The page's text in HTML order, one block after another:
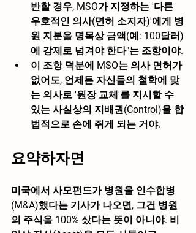
반할 경우, MSO가 지정하는 '다른
우호적인 의사(면허 소지자)'에게 병
원 지분을 명목상 금액(예: 100달러)
에 강제로 넘겨야 한다"는 조항이야.
이 조항 덕분에 MSO는 의사 면허가
없어도, 언제든 자신들의 철학에 맞
는 의사로 '원장 교체'를 지시할 수
있는 사실상의 지배권(Control)을 합
법적으로 손에 쥐게 되는 거야.
요약하자면
미국에서 사모펀드가 병원을 인수합병
(M&A)했다는 기사가 나오면, 그건 병원
의 주식을 100% 샀다는 뜻이 아니야. 비